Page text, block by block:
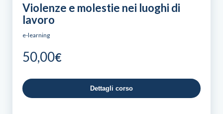
Violenze e molestie nei luoghi di
lavoro
e-learning
50,00€
Dettagli corso